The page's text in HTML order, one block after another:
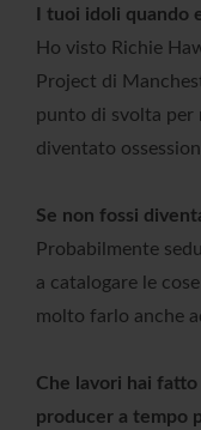
I tuoi idoli quando
Ho visto Richie
Project di
punto di svolta per
diventato
Se non fossi
Probabilmente
a catalogare le
molto farlo anche
Che lavori hai
producer a tempo